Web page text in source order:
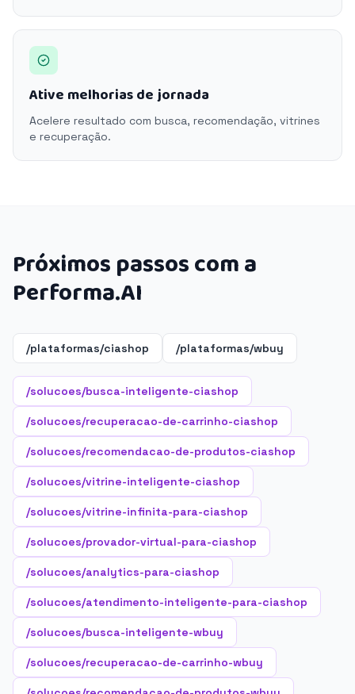
Ative melhorias de jornada
Acelere resultado com busca, recomendação, vitrines
e recuperação.
Próximos passos com a
Performa.AI
/plataformas/ciashop /plataformas/wbuy
/solucoes/busca-inteligente-ciashop
/solucoes/recuperacao-de-carrinho-ciashop
/solucoes/recomendacao-de-produtos-ciashop
/solucoes/vitrine-inteligente-ciashop
/solucoes/vitrine-infinita-para-ciashop
/solucoes/provador-virtual-para-ciashop
/solucoes/analytics-para-ciashop
/solucoes/atendimento-inteligente-para-ciashop
/solucoes/busca-inteligente-wbuy
/solucoes/recuperacao-de-carrinho-wbuy